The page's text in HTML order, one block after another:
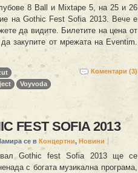
8 Ball и Mixtape 5, на 25 и 26
на Gothic Fest Sofia 2013. Вече е
да видите. Билетите на цена от
закупите от мрежата на Eventim.
Коментари (3)
Voyvoda
FEST SOFIA 2013
се в Концертни, Новини
Gothic fest Sofia 2013 ще се
с богата музикална програма,